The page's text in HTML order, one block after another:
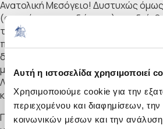
Αυτή η ιστοσελίδα χρησιμοποιεί
Χρησιμοποιούμε cookie για την
περιεχομένου και διαφημίσεων,
κοινωνικών μέσων και την ανάλυση
Ανατολική Μεσόγειο! Δυστυχώς
(στα νότια κρηπιδώματα)
των βόρειων ανέμων που πνέουν
περιοχή. Όπως ανεπαρκής ήταν και
διαστάσεων των κρουαζιερόπλοιων.
μέσο όρο ξεπερνούν τα 200-250μ.,
Λαυρίου δεν επιτρέπουν πλοία άνω
κάποιες θέσεις τα 200μ.
Γίνεται κατανοητό πως η φασαρία